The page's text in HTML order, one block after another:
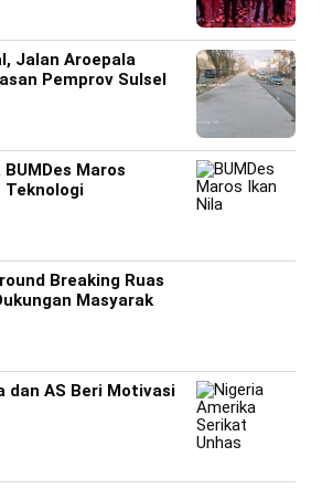
Jalan Aroepala
Pemprov Sulsel
Maros
Teknologi
Breaking Ruas
Masyarak
dan AS Beri Motivasi